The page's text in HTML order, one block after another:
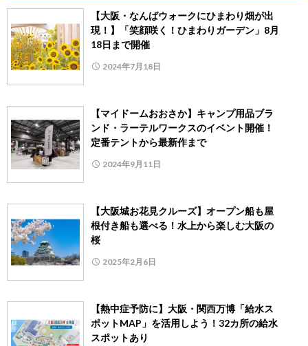
【大阪・なんばウォークにひまわり畑が出
現！】「笑顔咲く！ひまわりガーデン」8月
18日まで開催
2024年7月18日
【マイドームおおさか】キャンプ用品ブラ
ンド・ラーテルワークスのイベント開催！
定番テントから最新作まで
2024年9月11日
【大阪城お花見クルーズ】オープン船も屋
根付き船も選べる！水上から楽しむ大阪の
桜
2025年2月6日
【熱中症予防に】大阪・関西万博「給水ス
ポットMAP」を活用しよう！32カ所の給水
スポットあり